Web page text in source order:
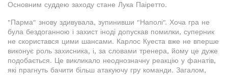
Основним суддею заходу стане Лука Паіретто.
"Парма" знову здивувала, зупинивши "Наполі". Хоча гра не
була бездоганною і захист іноді допускав помилки, суперник
не скористався цими шансами. Карлос Куеста вже не вперше
виконує роль захисника, і, за словами тренера, йому це дуже
подобається. Це викликало неоднозначну реакцію у фанатів,
які прагнуть бачити більш атакуючу гру команди. Загалом,